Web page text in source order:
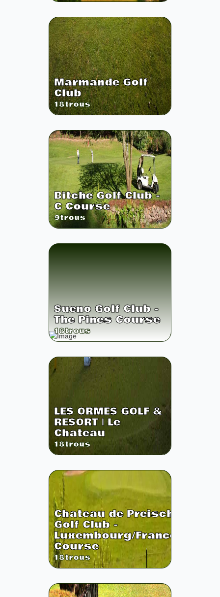
Marmande Golf
Club
18trous
Bitche Golf Club -
C Course
9trous
Sueno Golf Club -
The Pines Course
18trous
LES ORMES GOLF &
RESORT | Le
Chateau
18trous
Chateau de Preisch
Golf Club -
Luxembourg/France
Course
18trous